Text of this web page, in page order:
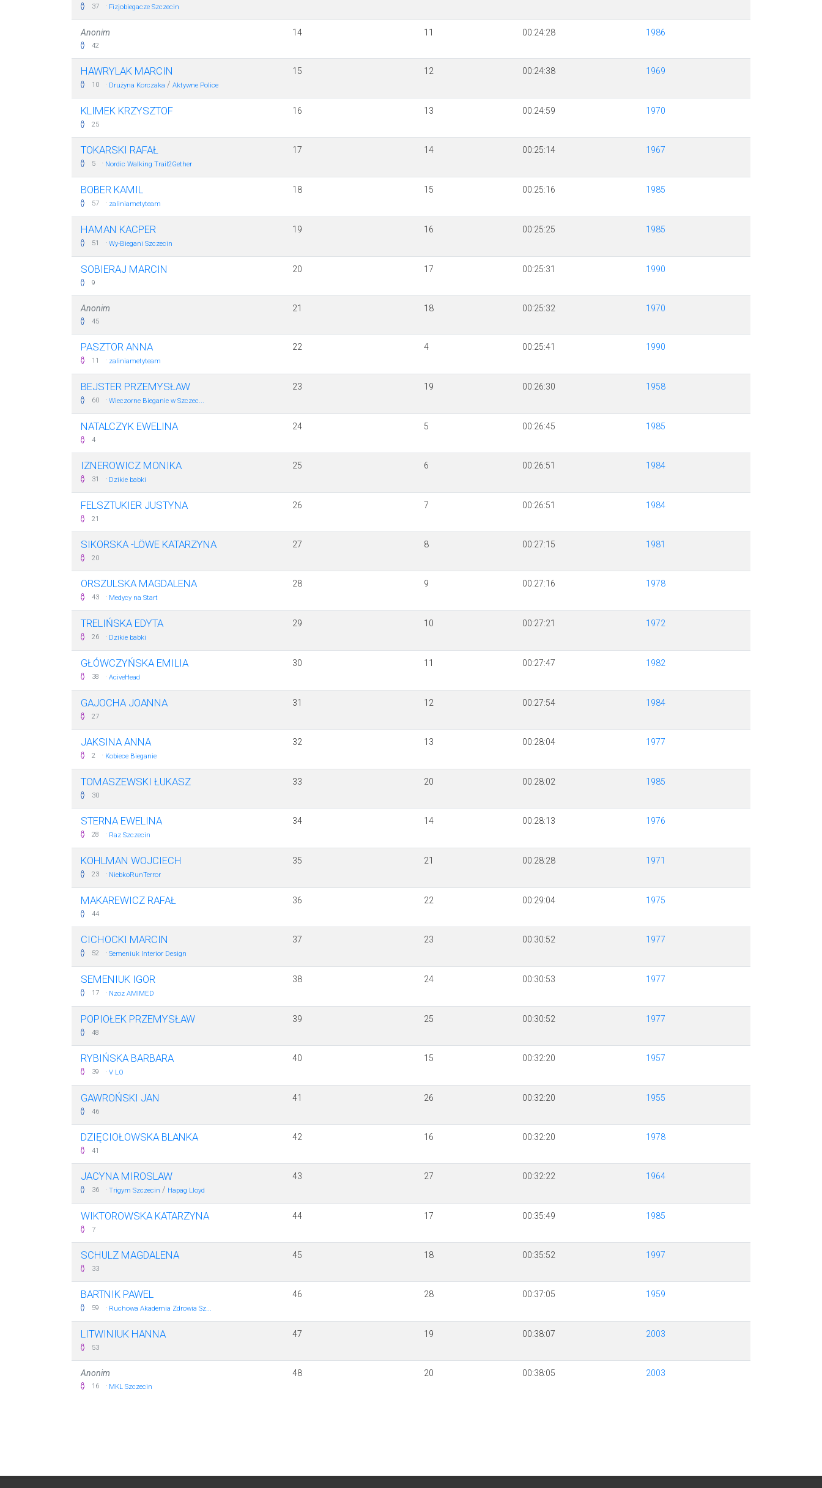
37 · Fizjobiegacze Szczecin
Anonim
42
14 11 00:24:28 1986
HAWRYLAK MARCIN
10 · Drużyna Korczaka / Aktywne Police
15 12 00:24:38 1969
KLIMEK KRZYSZTOF
25
16 13 00:24:59 1970
TOKARSKI RAFAŁ
5 · Nordic Walking Trail2Gether
17 14 00:25:14 1967
BOBER KAMIL
57 · zaliniametyteam
18 15 00:25:16 1985
HAMAN KACPER
51 · Wy-Biegani Szczecin
19 16 00:25:25 1985
SOBIERAJ MARCIN
9
20 17 00:25:31 1990
Anonim
45
21 18 00:25:32 1970
PASZTOR ANNA
11 · zaliniametyteam
22 4 00:25:41 1990
BEJSTER PRZEMYSŁAW
60 · Wieczorne Bieganie w Szczec...
23 19 00:26:30 1958
NATALCZYK EWELINA
4
24 5 00:26:45 1985
IZNEROWICZ MONIKA
31 · Dzikie babki
25 6 00:26:51 1984
FELSZTUKIER JUSTYNA
21
26 7 00:26:51 1984
SIKORSKA -LÖWE KATARZYNA
20
27 8 00:27:15 1981
ORSZULSKA MAGDALENA
43 · Medycy na Start
28 9 00:27:16 1978
TRELIŃSKA EDYTA
26 · Dzikie babki
29 10 00:27:21 1972
GŁÓWCZYŃSKA EMILIA
38 · AciveHead
30 11 00:27:47 1982
GAJOCHA JOANNA
27
31 12 00:27:54 1984
JAKSINA ANNA
2 · Kobiece Bieganie
32 13 00:28:04 1977
TOMASZEWSKI ŁUKASZ
30
33 20 00:28:02 1985
STERNA EWELINA
28 · Raz Szczecin
34 14 00:28:13 1976
KOHLMAN WOJCIECH
23 · NiebkoRunTerror
35 21 00:28:28 1971
MAKAREWICZ RAFAŁ
44
36 22 00:29:04 1975
CICHOCKI MARCIN
52 · Semeniuk Interior Design
37 23 00:30:52 1977
SEMENIUK IGOR
17 · Nzoz AMIMED
38 24 00:30:53 1977
POPIOŁEK PRZEMYSŁAW
48
39 25 00:30:52 1977
RYBIŃSKA BARBARA
39 · V LO
40 15 00:32:20 1957
GAWROŃSKI JAN
46
41 26 00:32:20 1955
DZIĘCIOŁOWSKA BLANKA
41
42 16 00:32:20 1978
JACYNA MIROSLAW
36 · Trigym Szczecin / Hapag Lloyd
43 27 00:32:22 1964
WIKTOROWSKA KATARZYNA
7
44 17 00:35:49 1985
SCHULZ MAGDALENA
33
45 18 00:35:52 1997
BARTNIK PAWEL
59 · Ruchowa Akademia Zdrowia Sz...
46 28 00:37:05 1959
LITWINIUK HANNA
53
47 19 00:38:07 2003
Anonim
16 · MKL Szczecin
48 20 00:38:05 2003